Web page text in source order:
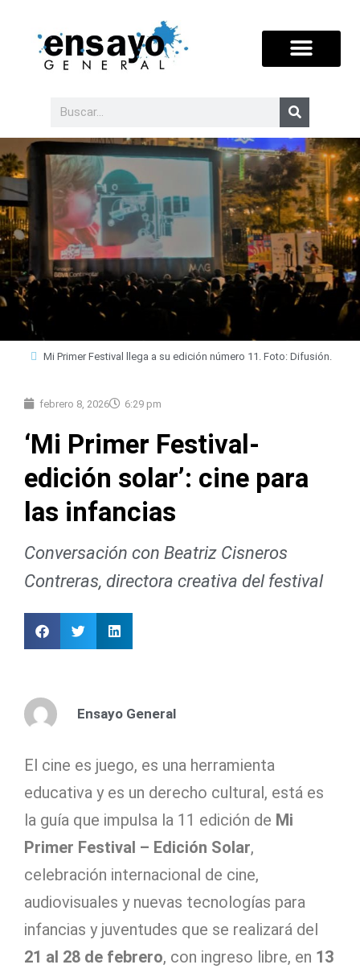
Mi Primer Festival llega a su edición número 11. Foto: Difusión.
febrero 8, 2026 6:29 pm
‘Mi Primer Festival-
edición solar’: cine para
las infancias
Conversación con Beatriz Cisneros
Contreras, directora creativa del festival
Ensayo General
El cine es juego, es una herramienta
educativa y es un derecho cultural, está es
la guía que impulsa la 11 edición de Mi
Primer Festival – Edición Solar,
celebración internacional de cine,
audiovisuales y nuevas tecnologías para
infancias y juventudes que se realizará del
21 al 28 de febrero, con ingreso libre, en 13